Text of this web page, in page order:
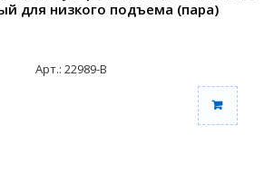
для низкого подъема (пара)
Арт.: 22989-B